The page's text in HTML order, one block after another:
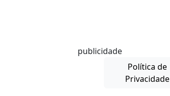
publicidade
Política de
Privacidade